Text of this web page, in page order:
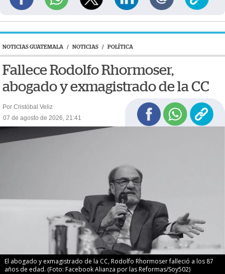
NOTICIAS GUATEMALA / NOTICIAS / POLÍTICA
Fallece Rodolfo Rhormoser,
abogado y exmagistrado de la CC
Por Cristóbal Veliz
07 de agosto de 2026, 21:41
El abogado y exmagistrado de la CC, Rodolfo Rhormoser falleció a los 87
años de edad. (Foto: Facebook Alianza por las Reformas/Soy502)